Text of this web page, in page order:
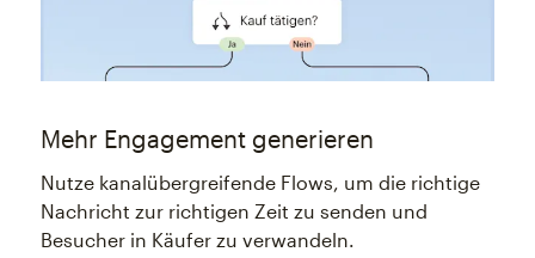
Mehr Engagement generieren
Nutze kanalübergreifende Flows, um die richtige
Nachricht zur richtigen Zeit zu senden und
Besucher in Käufer zu verwandeln.